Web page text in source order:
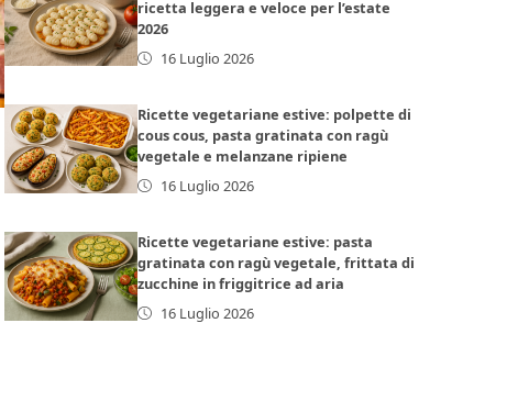
ricetta leggera e veloce per l’estate
2026
16 Luglio 2026
Ricette vegetariane estive: polpette di
cous cous, pasta gratinata con ragù
vegetale e melanzane ripiene
16 Luglio 2026
Ricette vegetariane estive: pasta
gratinata con ragù vegetale, frittata di
zucchine in friggitrice ad aria
16 Luglio 2026